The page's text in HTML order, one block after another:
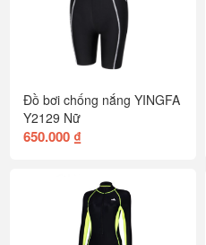
Đồ bơi chống nắng YINGFA
Y2129 Nữ
650.000 ₫